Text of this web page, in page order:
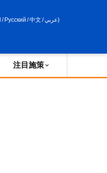
/ Русский /中文 /عربي)
注目施策